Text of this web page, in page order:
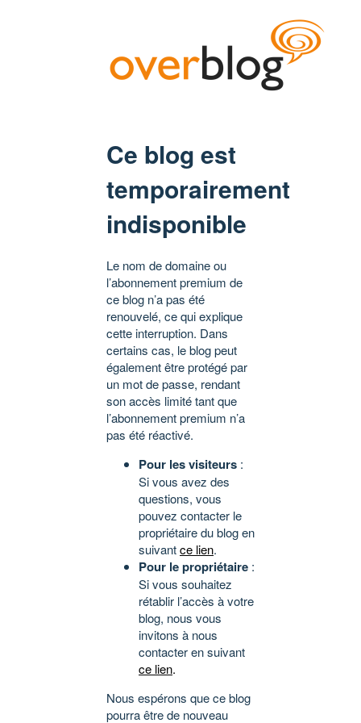
Ce blog est
temporairement
indisponible
Le nom de domaine ou
l’abonnement premium de
ce blog n’a pas été
renouvelé, ce qui explique
cette interruption. Dans
certains cas, le blog peut
également être protégé par
un mot de passe, rendant
son accès limité tant que
l’abonnement premium n’a
pas été réactivé.
Pour les visiteurs :
Si vous avez des
questions, vous
pouvez contacter le
propriétaire du blog en
suivantce lien.
Pour le propriétaire :
Si vous souhaitez
rétablir l’accès à votre
blog, nous vous
invitons à nous
contacter en suivant
ce lien.
Nous espérons que ce blog
pourra être de nouveau